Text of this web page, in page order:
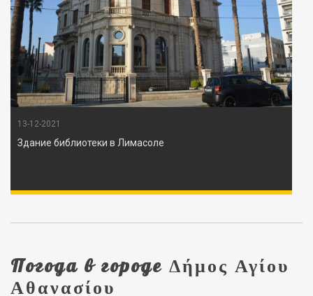
13-12-2021
Здание библиотеки в Лимасоле
Погода в городе Δήμος Αγίου
Αθανασίου